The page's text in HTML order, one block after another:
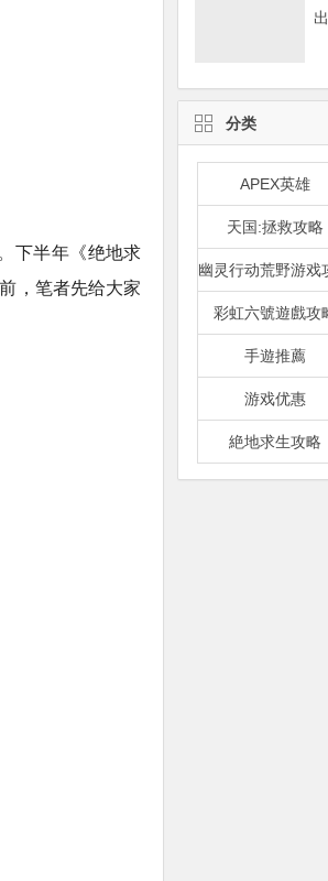
下半年《绝地求
，笔者先给大家
分类
APEX英雄
天国:拯救攻略
幽灵行动荒野游戏
彩虹六號遊戲攻
手遊推薦
游戏优惠
絶地求生攻略